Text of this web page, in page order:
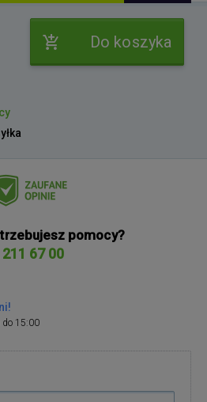
Do koszyka
pomocy?
67 00
do 15:00